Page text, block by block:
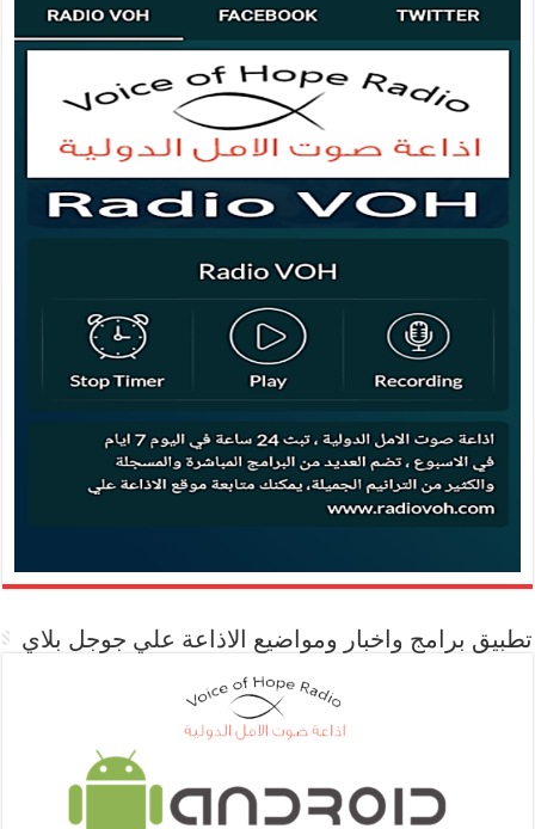
تطبيق برامج واخبار ومواضيع الاذاعة علي جوجل بلاي